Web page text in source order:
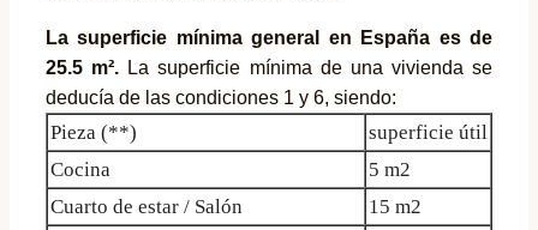
La superficie mínima general en España es de
25.5 m². La superficie mínima de una vivienda se
deducía de las condiciones 1 y 6, siendo:
Pieza (**)
superficie útil
Cocina
5 m2
Cuarto de estar / Salón
15 m2